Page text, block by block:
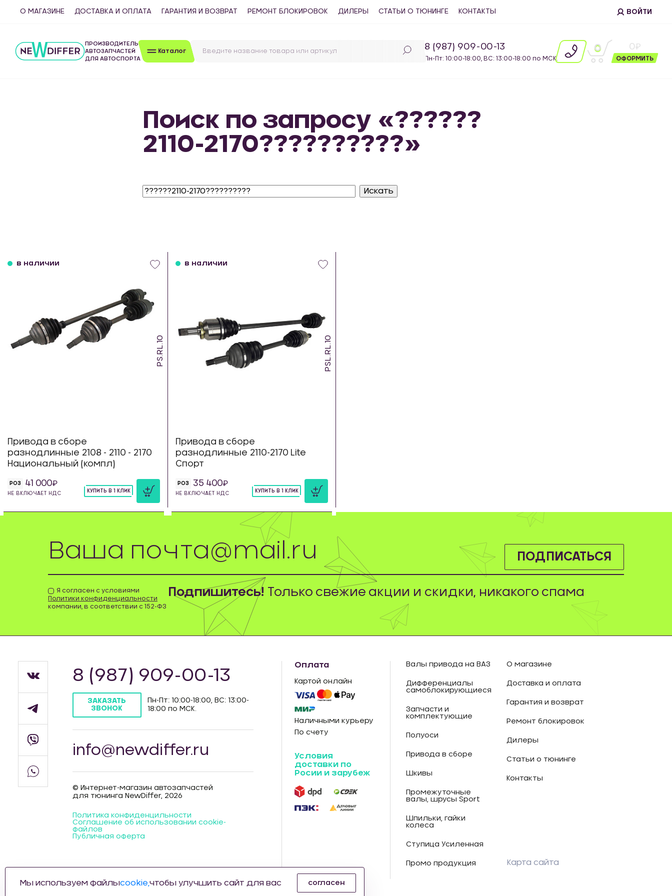
О МАГАЗИНЕ ДОСТАВКА И ОПЛАТА ГАРАНТИЯ И ВОЗВРАТ РЕМОНТ БЛОКИРОВОК ДИЛЕРЫ СТАТЬИ О ТЮНИНГЕ КОНТАКТЫ ВОЙТИ
ПРОИЗВОДИТЕЛЬ
АВТОЗАПЧАСТЕЙ
ДЛЯ АВТОСПОРТА
Каталог 8 (987) 909-00-13
Пн-Пт: 10:00-18:00, ВС: 13:00-18:00 по МСК.
0 0
ОФОРМИТЬ
Поиск по запросу «??????
2110-2170??????????»
PS.RL.10
в наличии
Привода в сборе
разнодлинные 2108 - 2110 - 2170
Национальный (компл)
РОЗ 41 000
НЕ ВКЛЮЧАЕТ НДС КУПИТЬ В 1 КЛИК
PSL.RL.10
в наличии
Привода в сборе
разнодлинные 2110-2170 Lite
Спорт
РОЗ 35 400
НЕ ВКЛЮЧАЕТ НДС КУПИТЬ В 1 КЛИК
ПОДПИСАТЬСЯ
Я согласен с условиями
Политики конфиденциальности
компании, в соответствии с 152-ФЗ
Подпишитесь! Только свежие акции и скидки, никакого спама
8 (987) 909-00-13
ЗАКАЗАТЬ
ЗВОНОК
Пн-Пт: 10:00-18:00, ВС: 13:00-
18:00 по МСК.
info@newdiffer.ru
© Интернет-магазин автозапчастей
для тюнинга NewDiffer, 2026
Политика конфиденцильности
Соглашение об использовании cookie-
файлов
Публичная оферта
Оплата
Картой онлайн
Наличными курьеру
По счету
Условия
доставки по
Росии и зарубеж
Валы привода на ВАЗ
Дифференциалы
самоблокирующиеся
Запчасти и
комплектующие
Полуоси
Привода в сборе
Шкивы
Промежуточные
валы, шрусы Sport
Шпильки, гайки
колеса
Ступица Усиленная
Промо продукция
О магазине
Доставка и оплата
Гарантия и возврат
Ремонт блокировок
Дилеры
Статьи о тюнинге
Контакты
Карта сайта
Мы используем файлыcookie, чтобы улучшить сайт для вас согласен